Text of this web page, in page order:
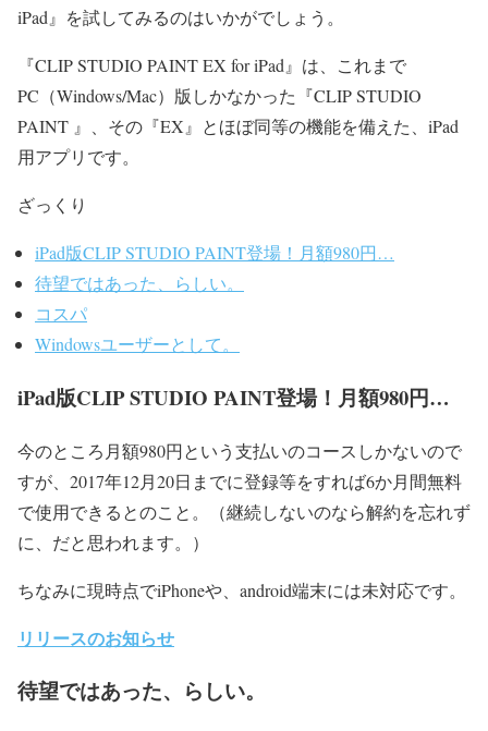
iPad』を試してみるのはいかがでしょう。
『CLIP STUDIO PAINT EX for iPad』は、これまで
PC（Windows/Mac）版 しかなかった『CLIP STUDIO
PAINT 』、その『EX』とほぼ同等の機能を備えた、 iPad
用アプリです。
ざっくり
iPad版CLIP STUDIO PAINT登場！月額980円…
待望ではあった、らしい。
コスパ
Windowsユーザーとして。
iPad版CLIP STUDIO PAINT登場！月額980円…
今のところ月額980円という支払いのコースしかないので
すが、 2017年12月20日までに登録等をすれば6か月間無料
で使用できるとのこと。
（継続しないのなら解約を忘れず
に、だと思われます。）
ちなみに現時点でiPhoneや、android端末には未対応です。
リリースのお知らせ
待望ではあった、らしい。